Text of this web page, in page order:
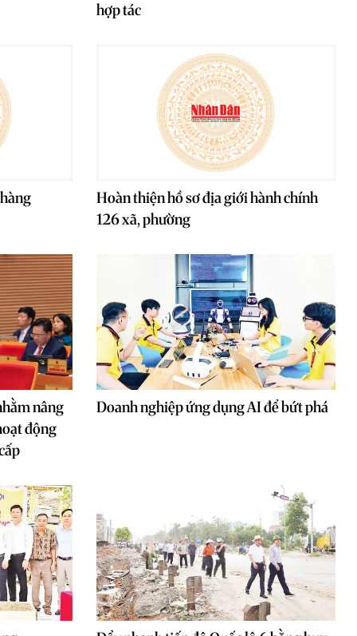
hợp tác
Hoàn thiện hồ sơ địa giới hành chính
126 xã, phường
nâng
động
Doanh nghiệp ứng dụng AI để bứt phá